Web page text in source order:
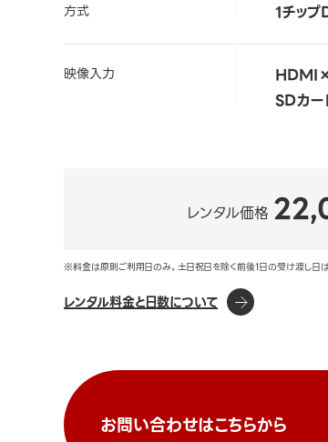
方式 1チッ
映像入力
SDカー
レンタル価格
※料金は原則ご利用日のみ。土日祝日を除く前後1日の受け渡し日
レンタル料金と日数について
お問い合わせはこちらから